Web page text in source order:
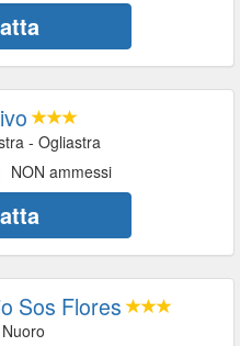
- Ogliastra
NON ammessi
Sos Flores